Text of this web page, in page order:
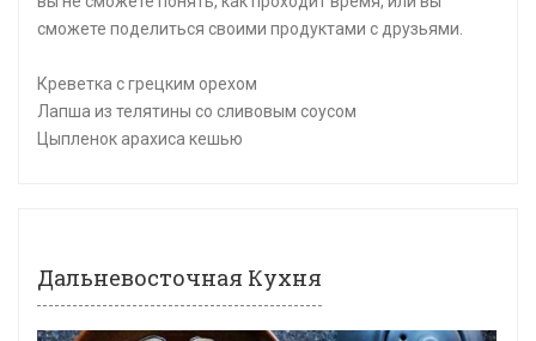
сможете поделиться своими продуктами с друзьями.
Креветка с грецким орехом
Лапша из телятины со сливовым соусом
Цыпленок арахиса кешью
Дальневосточная Кухня